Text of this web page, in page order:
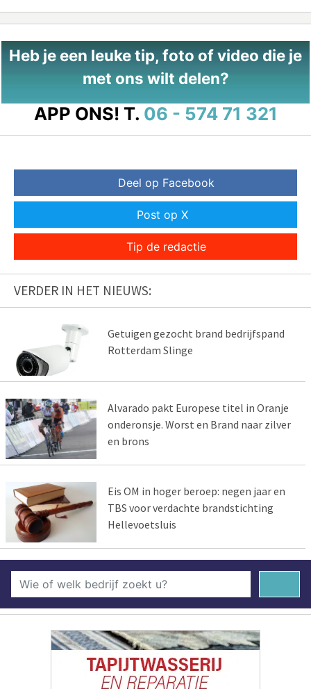
Heb je een leuke tip, foto of video die je
met ons wilt delen?
APP ONS! T. 06 - 574 71 321
Deel op Facebook
Post op X
Tip de redactie
VERDER IN HET NIEUWS:
Getuigen gezocht brand bedrijfspand
Rotterdam Slinge
Alvarado pakt Europese titel in Oranje
onderonsje. Worst en Brand naar zilver
en brons
Eis OM in hoger beroep: negen jaar en
TBS voor verdachte brandstichting
Hellevoetsluis